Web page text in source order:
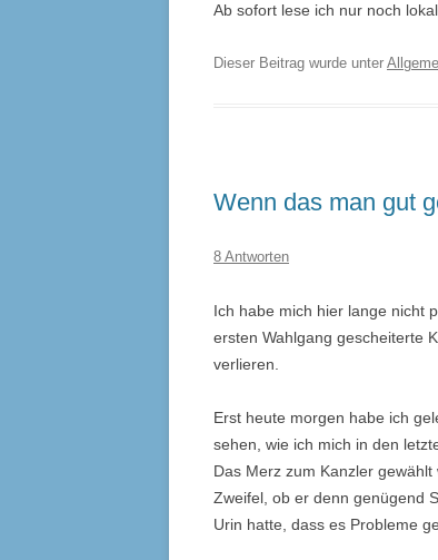
Ab sofort lese ich nur noch
Dieser Beitrag wurde unter
Wenn das man gut
8 Antworten
Ich habe mich hier lange nicht
ersten Wahlgang gescheiterte
verlieren.
Erst heute morgen habe ich
sehen, wie ich mich in den
Das Merz zum Kanzler
Zweifel, ob er denn genügend
Urin hatte, dass es Probleme